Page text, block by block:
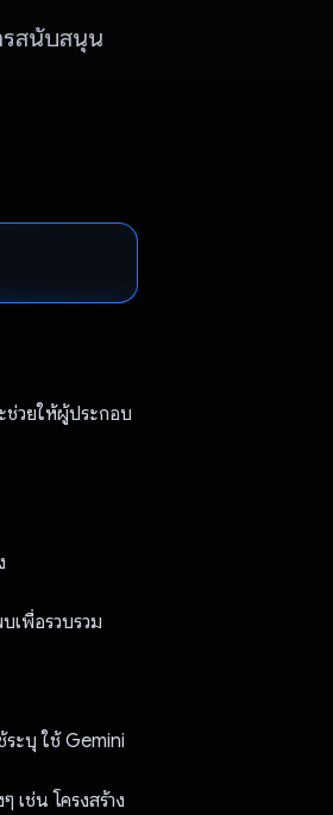
รสนับสนุน
ช่วยให้ผู้ประกอบ
เพื่อรวบรวม
ะบุ ใช้ Gemini
เช่น โครงสร้าง